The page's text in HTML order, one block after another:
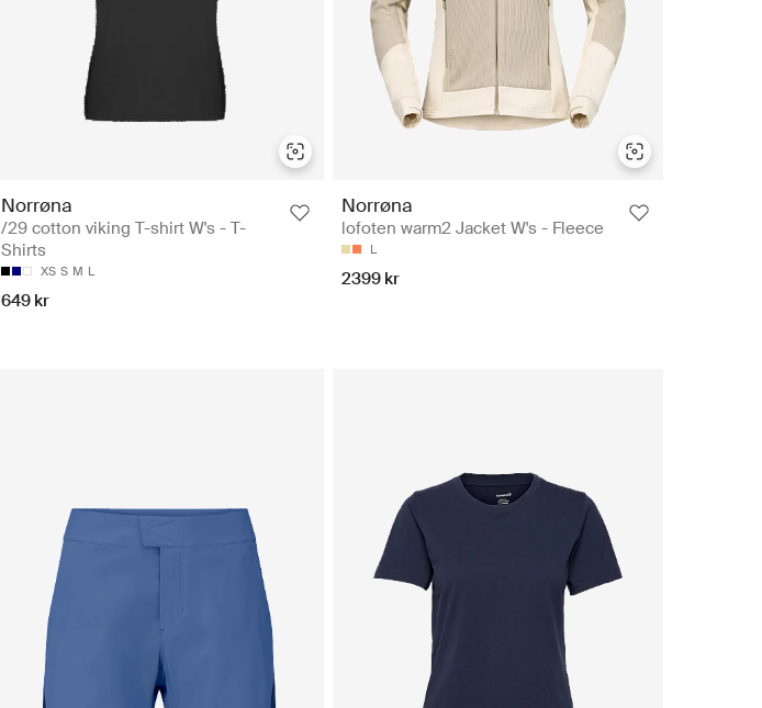
Norrøna
/29 cotton viking T-shirt W's - T-
Shirts
XS S M L
649 kr
Norrøna
lofoten warm2 Jacket W's - Fleece
L
2399 kr